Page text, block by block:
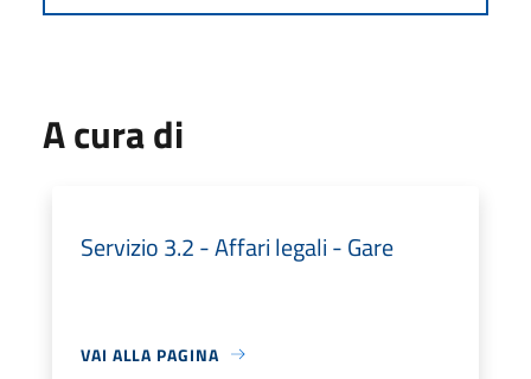
A cura di
Servizio 3.2 - Affari legali - Gare
VAI ALLA PAGINA